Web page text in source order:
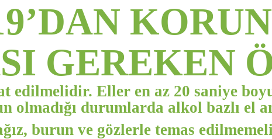
GEREKEN
edilmelidir. Eller en az 20 saniye
olmadığı durumlarda alkol bazlı el
burun ve gözlerle temas